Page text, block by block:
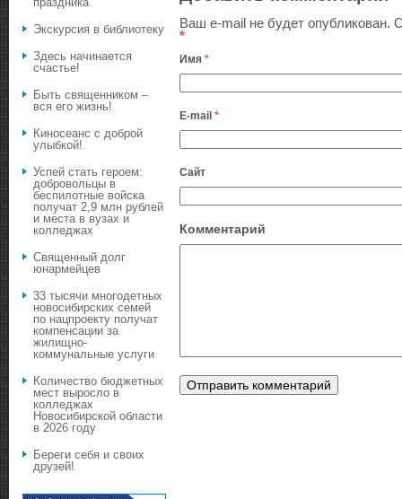
Ваш e-mail не будет опубликован.
*
Имя *
E-mail *
Сайт
Комментарий
Экскурсия в библиотеку
Здесь начинается
счастье!
Быть священником –
вся его жизнь!
Киносеанс с доброй
улыбкой!
Успей стать героем:
добровольцы в
беспилотные войска
получат 2,9 млн рублей
и места в вузах и
колледжах
Священный долг
юнармейцев
33 тысячи многодетных
новосибирских семей
по нацпроекту получат
компенсации за
жилищно-
коммунальные услуги
Количество бюджетных
мест выросло в
колледжах
Новосибирской области
в 2026 году
Береги себя и своих
друзей!